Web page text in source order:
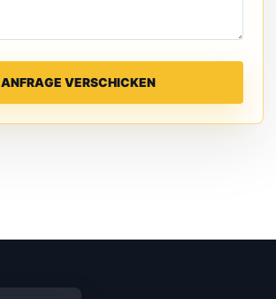
ANFRAGE VERSCHICKEN